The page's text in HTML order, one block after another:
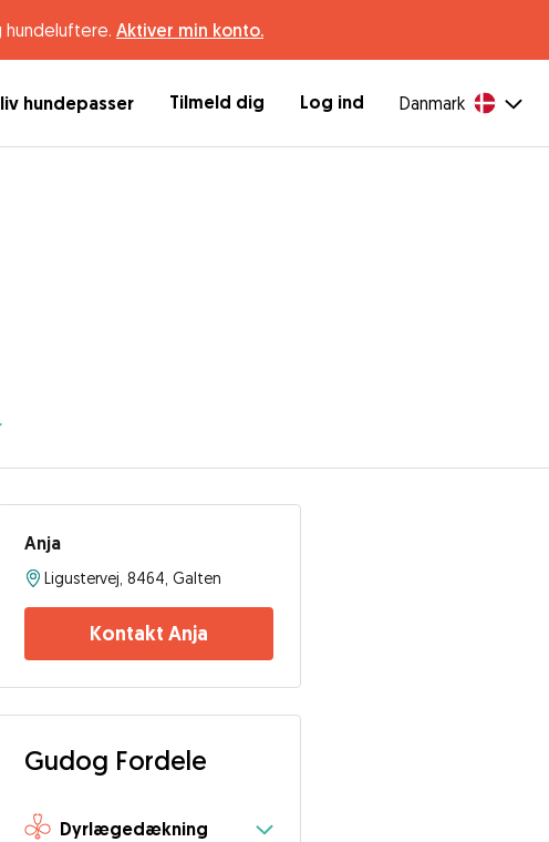
Aktiver min konto.
hundepasser Tilmeld dig Log ind Danmark
Anja
Ligustervej, 8464, Galten
Kontakt Anja
Gudog Fordele
Dyrlægedækning